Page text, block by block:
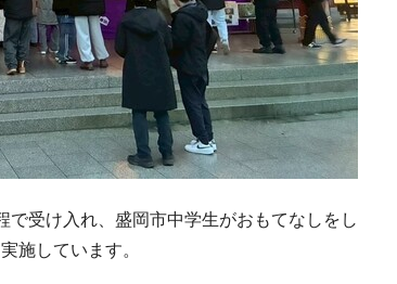
受け入れ、盛岡市中学生がおもてなしをし
施しています。